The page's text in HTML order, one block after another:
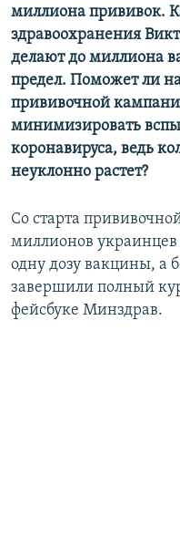
миллиона прививок.
здравоохранения
делают до миллиона
предел. Поможет ли
прививочной
минимизировать
коронавируса, ведь
неуклонно растет?
Со старта
миллионов
одну дозу вакцины, а
завершили полный
фейсбуке Минздрав.